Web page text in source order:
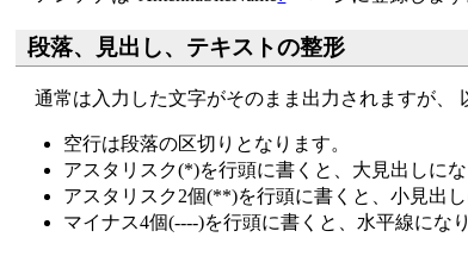
段落、見出し、テキストの整形
通常は入力した文字がそのまま出力されますが、
空行は段落の区切りとなります。
アスタリスク(*)を行頭に書くと、大見出しにな
アスタリスク2個(**)を行頭に書くと、小見出し
マイナス4個(----)を行頭に書くと、水平線になり